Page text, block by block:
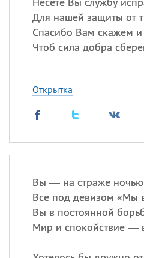
Для нашей защиты от
Спасибо Вам скажем и
Чтоб сила добра
Открытка
Вы — на страже
Все под девизом «Мы
Вы в постоянной
Мир и спокойствие —